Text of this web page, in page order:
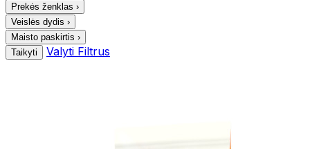
Prekės ženklas ›
Veislės dydis ›
Maisto paskirtis ›
Taikyti
Valyti Filtrus